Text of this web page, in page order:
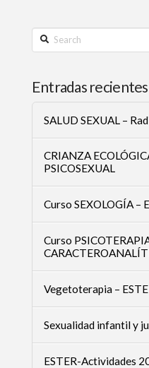
Search
Entradas recientes
SALUD SEXUAL –
CRIANZA
PSICOSEXUAL
Curso SEXOLOGÍA –
Curso
Vegetoterapia –
Sexualidad infantil y
ESTER-Actividades